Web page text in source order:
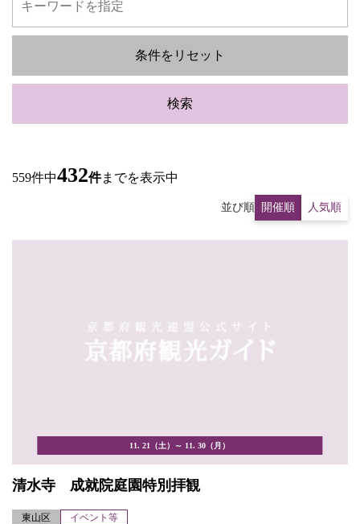
条件をリセット
検索
559件中432件までを表示中
並び順 開催順 人気順
11. 21（土）～ 11. 30（月）
清水寺 成就院庭園特別拝観
東山区 イベント等